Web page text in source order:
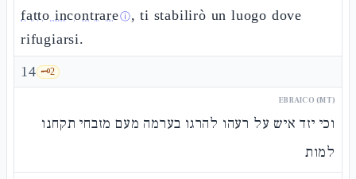
fatto incontrareⓘ, ti stabilirò un luogo dove
rifugiarsi.
14 🗝️2
EBRAICO (MT)
וכי יזד איש על רעהו להרגו בערמה מעם מזבחי תקחנו
למות